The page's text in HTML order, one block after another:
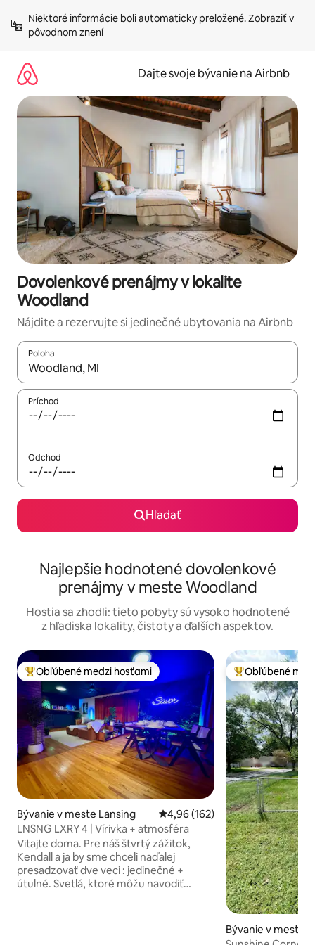
obsah.
Niektoré informácie boli automaticky preložené. Zobraziť v
pôvodnom znení
Dajte svoje bývanie na Airbnb
Dovolenkové prenájmy v lokalite
Woodland
Nájdite a rezervujte si jedinečné ubytovania na Airbnb
Poloha
Keď budú výsledky k dispozícii, môžete si ich prechádzať
Príchod
Odchod
Hľadať
Najlepšie hodnotené dovolenkové
prenájmy v meste Woodland
Hostia sa zhodli: tieto pobyty sú vysoko hodnotené
z hľadiska lokality, čistoty a ďalších aspektov.
Najobľúbenejšie medzi hosťami
Obľúbené medzi hosťami
Bývanie v meste Lansing Priemerné ohodnotenie 4,96 z
4,96 (162)
LNSNG LXRY 4 | Vírivka + atmosféra
Vitajte doma. Pre náš štvrtý zážitok,
Kendall a ja by sme chceli naďalej
presadzovať dve veci : jedinečné +
útulné. Svetlá, ktoré môžu navodiť
Najobľúbenejšie
Obľúbené
Bývanie v meste